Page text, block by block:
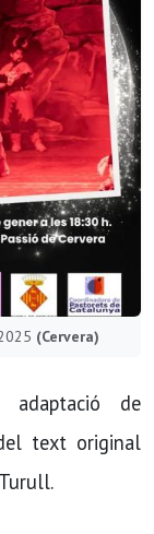
(Cervera)
adaptació de
text original